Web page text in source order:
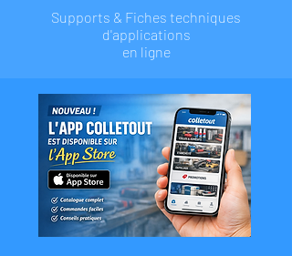
Supports & Fiches techniques
d'applications
en ligne